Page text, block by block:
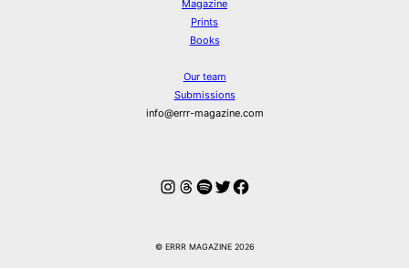
Magazine
Prints
Books
Our team
Submissions
info@errr-magazine.com
Instagram
Threads
Spotify
Twitter
Facebook
© ERRR MAGAZINE 2026